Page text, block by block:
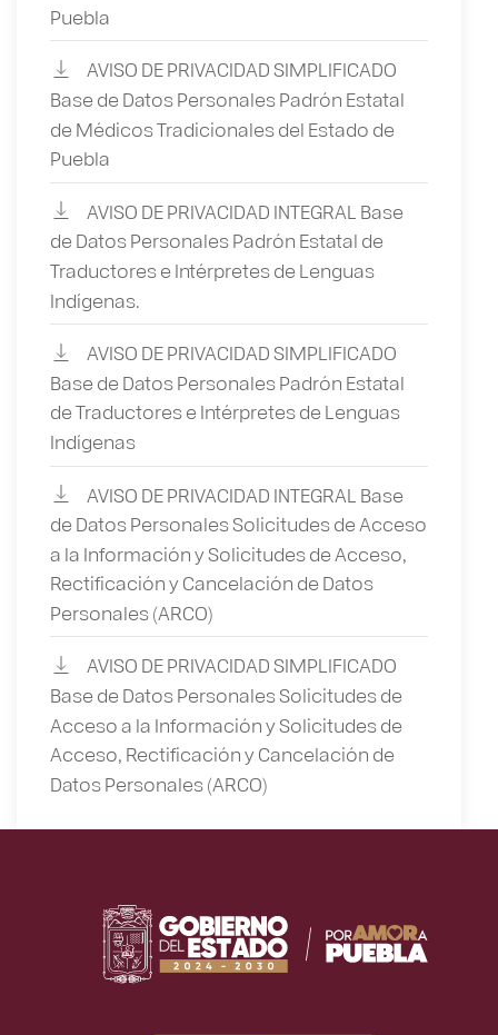
Puebla
AVISO DE PRIVACIDAD SIMPLIFICADO
Base de Datos Personales Padrón Estatal
de Médicos Tradicionales del Estado de
Puebla
AVISO DE PRIVACIDAD INTEGRAL Base
de Datos Personales Padrón Estatal de
Traductores e Intérpretes de Lenguas
Indígenas.
AVISO DE PRIVACIDAD SIMPLIFICADO
Base de Datos Personales Padrón Estatal
de Traductores e Intérpretes de Lenguas
Indígenas
AVISO DE PRIVACIDAD INTEGRAL Base
de Datos Personales Solicitudes de Acceso
a la Información y Solicitudes de Acceso,
Rectificación y Cancelación de Datos
Personales (ARCO)
AVISO DE PRIVACIDAD SIMPLIFICADO
Base de Datos Personales Solicitudes de
Acceso a la Información y Solicitudes de
Acceso, Rectificación y Cancelación de
Datos Personales (ARCO)